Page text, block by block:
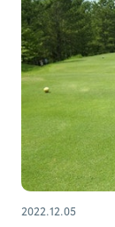
2022.12.05